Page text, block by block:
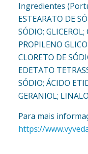
Ingredientes
ESTEARATO DE
SÓDIO;
PROPILENO
CLORETO DE
EDETATO
SÓDIO; ÁCIDO
GERANIOL;
Para mais
https://